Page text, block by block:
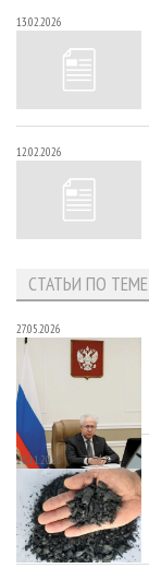
13.02.2026
12.02.2026
СТАТЬИ ПО ТЕМЕ
27.05.2026
28.11.2025